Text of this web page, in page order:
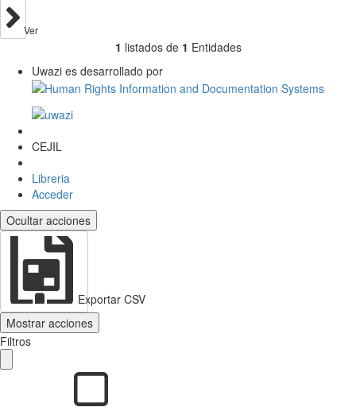
Ver
1 listados de 1 Entidades
Uwazi es desarrollado por
CEJIL
Libreria
Acceder
Ocultar acciones
Exportar CSV
Mostrar acciones
Filtros